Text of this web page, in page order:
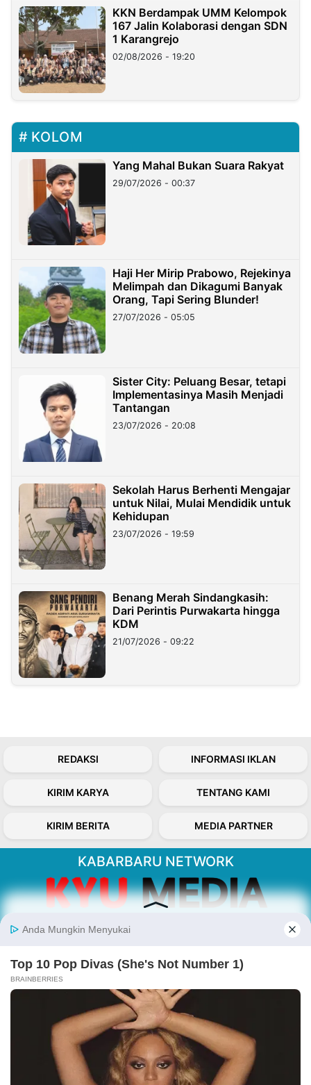
KKN Berdampak UMM Kelompok
167 Jalin Kolaborasi dengan SDN
1 Karangrejo
02/08/2026 - 19:20
KOLOM
Yang Mahal Bukan Suara Rakyat
29/07/2026 - 00:37
Haji Her Mirip Prabowo, Rejekinya
Melimpah dan Dikagumi Banyak
Orang, Tapi Sering Blunder!
27/07/2026 - 05:05
Sister City: Peluang Besar, tetapi
Implementasinya Masih Menjadi
Tantangan
23/07/2026 - 20:08
Sekolah Harus Berhenti Mengajar
untuk Nilai, Mulai Mendidik untuk
Kehidupan
23/07/2026 - 19:59
Benang Merah Sindangkasih:
Dari Perintis Purwakarta hingga
KDM
21/07/2026 - 09:22
REDAKSI INFORMASI IKLAN
KIRIM KARYA TENTANG KAMI
KIRIM BERITA MEDIA PARTNER
KABARBARU NETWORK
Kabarbaru.co menyajikan berita aktual dan
serta terverifikasi dari sumber yang tepat.
Follow Kabarbaru